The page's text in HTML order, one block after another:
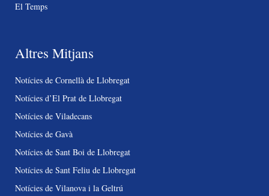
El Temps
Altres Mitjans
Notícies de Cornellà de Llobregat
Notícies d’El Prat de Llobregat
Notícies de Viladecans
Notícies de Gavà
Notícies de Sant Boi de Llobregat
Notícies de Sant Feliu de Llobregat
Notícies de Vilanova i la Geltrú